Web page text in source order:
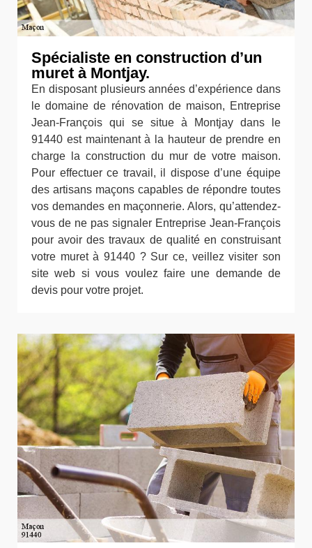
Spécialiste en construction d’un
muret à Montjay.
En disposant plusieurs années d’expérience dans
le domaine de rénovation de maison, Entreprise
Jean-François qui se situe à Montjay dans le
91440 est maintenant à la hauteur de prendre en
charge la construction du mur de votre maison.
Pour effectuer ce travail, il dispose d’une équipe
des artisans maçons capables de répondre toutes
vos demandes en maçonnerie. Alors, qu’attendez-
vous de ne pas signaler Entreprise Jean-François
pour avoir des travaux de qualité en construisant
votre muret à 91440 ? Sur ce, veillez visiter son
site web si vous voulez faire une demande de
devis pour votre projet.